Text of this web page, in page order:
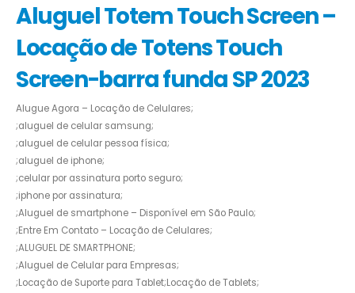
Aluguel Totem Touch Screen –
Locação de Totens Touch
Screen-barra funda SP 2023
Alugue Agora – Locação de Celulares;
;aluguel de celular samsung;
;aluguel de celular pessoa física;
;aluguel de iphone;
;celular por assinatura porto seguro;
;iphone por assinatura;
;Aluguel de smartphone – Disponível em São Paulo;
;Entre Em Contato – Locação de Celulares;
;ALUGUEL DE SMARTPHONE;
;Aluguel de Celular para Empresas;
;Locação de Suporte para Tablet;Locação de Tablets;